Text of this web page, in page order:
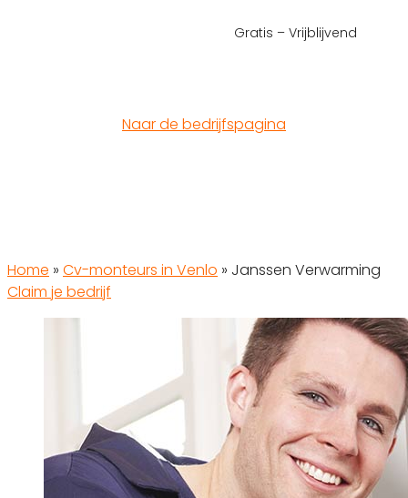
Gratis – Vrijblijvend
Naar de bedrijfspagina
Home » Cv-monteurs in Venlo » Janssen Verwarming
Claim je bedrijf